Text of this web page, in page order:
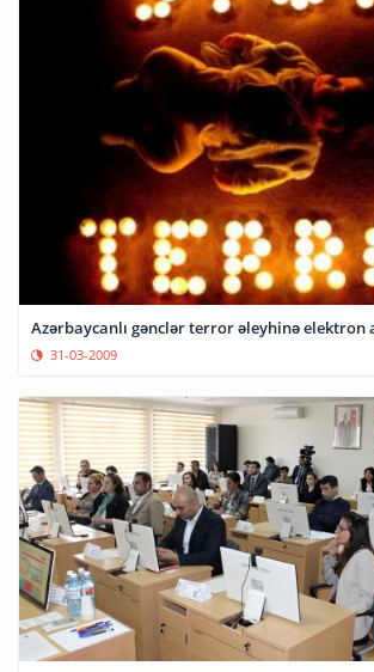
Azərbaycanlı gənclər terror əleyhinə elektron
31-03-2009